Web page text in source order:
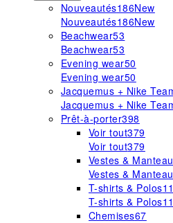
Nouveautés186New
Nouveautés186New
Beachwear53
Beachwear53
Evening wear50
Evening wear50
Jacquemus + Nike
Jacquemus + Nike
Prêt-à-porter398
Voir tout379
Voir tout379
Vestes &
Vestes &
T-shirts & Polos
T-shirts & Polos
Chemises67